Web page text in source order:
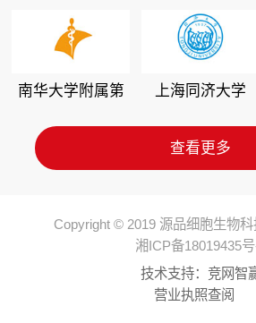
南华大学附属第
上海同济大学
查看更多
Copyright © 2019 源品细胞生物科
湘ICP备18019435
技术支持： 竞网智
营业执照查阅